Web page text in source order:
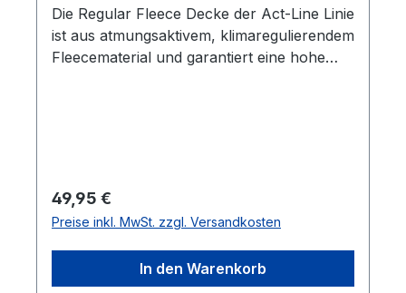
Die Regular Fleece Decke der Act-Line Linie
ist aus atmungsaktivem, klimaregulierendem
Fleecematerial und garantiert eine hohe
Regulärer Preis:
49,95 €
Preise inkl. MwSt. zzgl. Versandkosten
In den Warenkorb